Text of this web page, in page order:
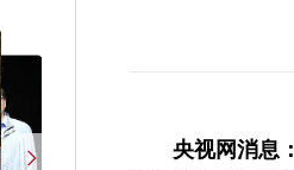
央视网消息：